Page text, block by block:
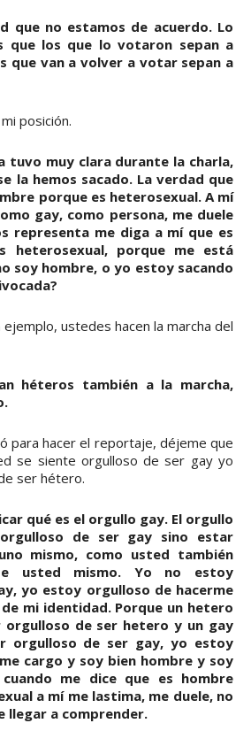
que no estamos de acuerdo. Lo
que los que lo votaron sepan a
que van a volver a votar sepan a
posición.
tuvo muy clara durante la charla,
la hemos sacado. La verdad que
porque es heterosexual. A mí
gay, como persona, me duele
representa me diga a mí que es
heterosexual, porque me está
soy hombre, o yo estoy sacando
ejemplo, ustedes hacen la marcha del
héteros también a la marcha,
para hacer el reportaje, déjeme que
se siente orgulloso de ser gay yo
ser hétero.
qué es el orgullo gay. El orgullo
de ser gay sino estar
mismo, como usted también
usted mismo. Yo no estoy
yo estoy orgulloso de hacerme
mi identidad. Porque un hetero
de ser hetero y un gay
orgulloso de ser gay, yo estoy
cargo y soy bien hombre y soy
me dice que es hombre
a mí me lastima, me duele, no
llegar a comprender.